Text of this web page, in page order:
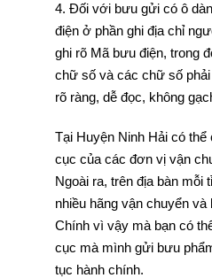
4. Đối với bưu gửi có ô
điện ở phần ghi địa chỉ
ghi rõ Mã bưu điện, trong
chữ số và các chữ số
rõ ràng, dễ đọc, không
Tại Huyện Ninh Hải có
cục của các đơn vị vận
Ngoài ra, trên địa bàn mỗi
nhiều hãng vận chuyển
Chính vì vậy mà bạn có
cục mà mình gửi bưu
tục hành chính.